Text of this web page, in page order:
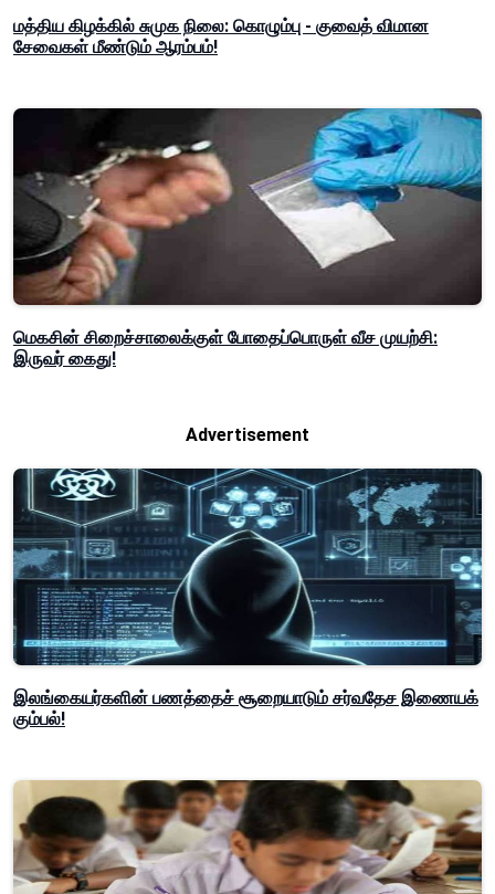
மத்திய கிழக்கில் சுமுக நிலை: கொழும்பு - குவைத் விமான
சேவைகள் மீண்டும் ஆரம்பம்!
மெகசின் சிறைச்சாலைக்குள் போதைப்பொருள் வீச முயற்சி:
இருவர் கைது!
Advertisement
இலங்கையர்களின் பணத்தைச் சூறையாடும் சர்வதேச இணையக்
கும்பல்!